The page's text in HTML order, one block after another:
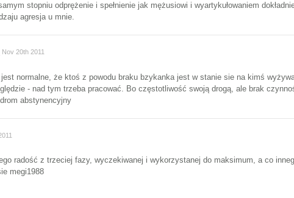
stopniu odprężenie i spełnienie jak mężusiowi i wyartykułowaniem
agresja u mnie.
Nov 20th 2011
normalne, że ktoś z powodu braku bzykanka jest w stanie sie na kimś
- nad tym trzeba pracować. Bo częstotliwość swoją drogą, ale brak
abstynencyjny
radość z trzeciej fazy, wyczekiwanej i wykorzystanej do maksimum, a co
megi1988